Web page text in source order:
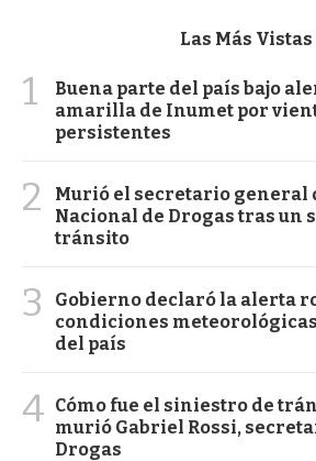
Las Más Vistas
1
Buena parte del país bajo
amarilla de Inumet por
persistentes
2
Murió el secretario general
Nacional de Drogas tras un
tránsito
3
Gobierno declaró la alerta
condiciones
del país
4 Cómo fue el siniestro de
murió Gabriel Rossi,
Drogas